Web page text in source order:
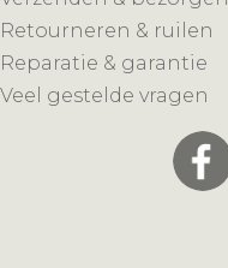
Retourneren & ruilen
Reparatie & garantie
Veel gestelde vragen